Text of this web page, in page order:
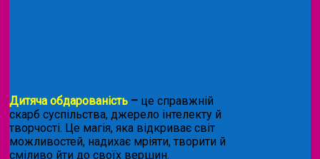
Дитяча обдарованість – це справжній
скарб суспільства, джерело інтелекту й
творчості. Це магія, яка відкриває світ
можливостей, надихає мріяти, творити й
сміливо йти до своїх вершин.